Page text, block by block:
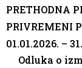
PRETHODNA
PRIVREMENI
01.01.2026. –
Odluka o